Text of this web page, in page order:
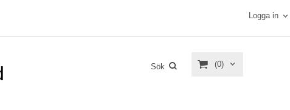
Logga in
(0)